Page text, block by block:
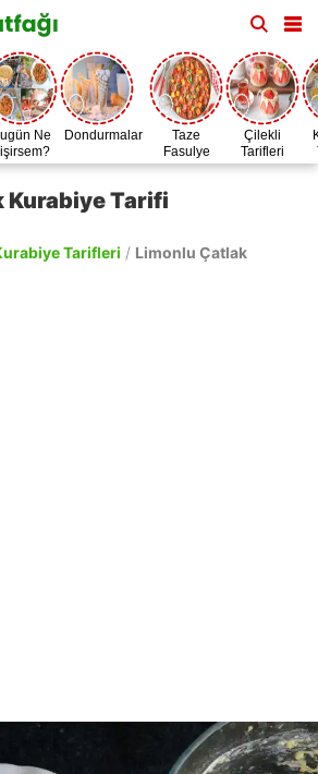
Ne
Dondurmalar
Taze
Fasulye
Zamanı
Çilekli
Tarifleri
Kurabiye Tarifi
Tarifleri / Limonlu Çatlak